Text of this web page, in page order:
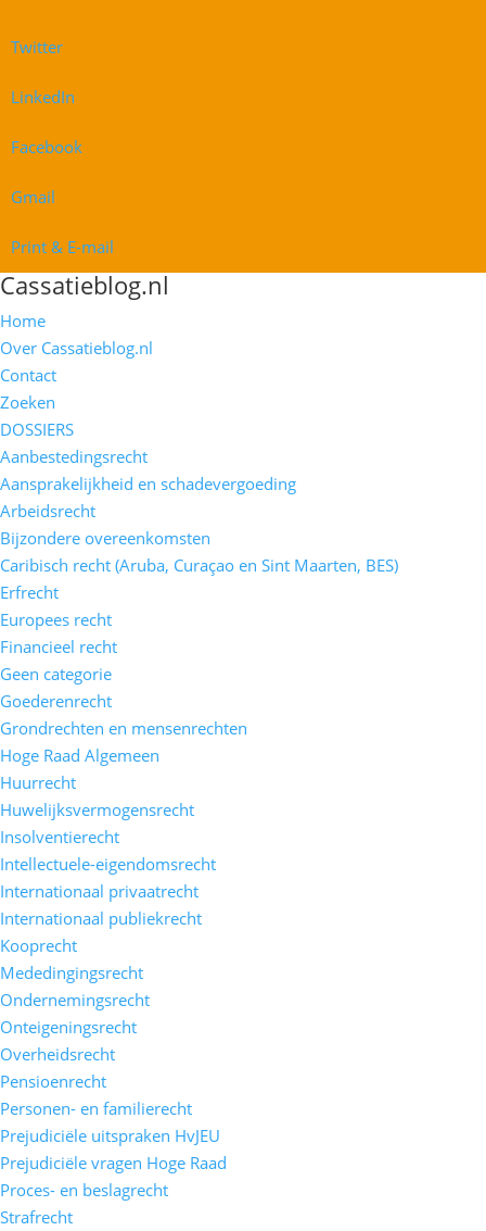
Twitter
LinkedIn
Facebook
Gmail
Print & E-mail
Cassatieblog.nl
Home
Over Cassatieblog.nl
Contact
Zoeken
DOSSIERS
Aanbestedingsrecht
Aansprakelijkheid en schadevergoeding
Arbeidsrecht
Bijzondere overeenkomsten
Caribisch recht (Aruba, Curaçao en Sint Maarten, BES)
Erfrecht
Europees recht
Financieel recht
Geen categorie
Goederenrecht
Grondrechten en mensenrechten
Hoge Raad Algemeen
Huurrecht
Huwelijksvermogensrecht
Insolventierecht
Intellectuele-eigendomsrecht
Internationaal privaatrecht
Internationaal publiekrecht
Kooprecht
Mededingingsrecht
Ondernemingsrecht
Onteigeningsrecht
Overheidsrecht
Pensioenrecht
Personen- en familierecht
Prejudiciële uitspraken HvJEU
Prejudiciële vragen Hoge Raad
Proces- en beslagrecht
Strafrecht